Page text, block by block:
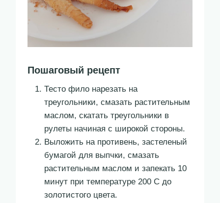
Пошаговый рецепт
Тесто фило нарезать на
треугольники, смазать растительным
маслом, скатать треугольники в
рулеты начиная с широкой стороны.
Выложить на противень, застеленый
бумагой для выпчки, смазать
растительным маслом и запекать 10
минут при температуре 200 С до
золотистого цвета.